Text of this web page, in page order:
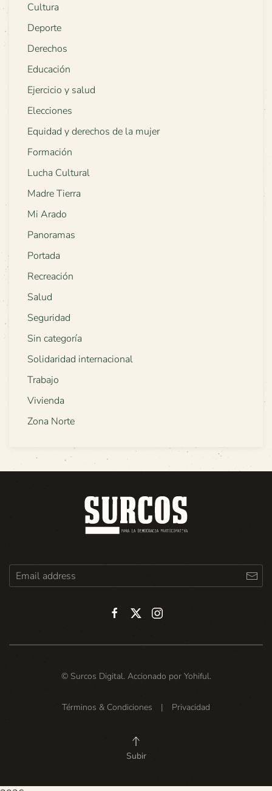
Cultura
Deporte
Derechos
Educación
Ejercicio y salud
Elecciones
Equidad y derechos de la mujer
Formación
Lucha Cultural
Madre Tierra
Mi Arado
Panoramas
Portada
Recreación
Salud
Seguridad
Sin categoría
Solidaridad internacional
Trabajo
Vivienda
Zona Norte
© Surcos Digital. Accionado por Yohiful.
Términos & Condiciones | Privacidad
Subir